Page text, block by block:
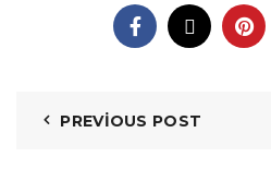
PREVIOUS POST